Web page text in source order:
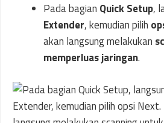
Pada bagian Quick Setup,
Extender, kemudian pilih
akan langsung melakukan
memperluas jaringan.